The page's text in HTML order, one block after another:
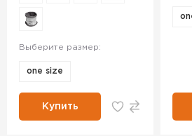
Выберите размер:
one size
Купить